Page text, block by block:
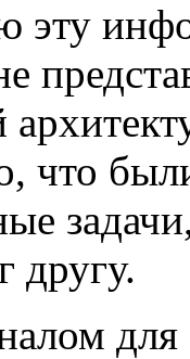
эту
что
другу.